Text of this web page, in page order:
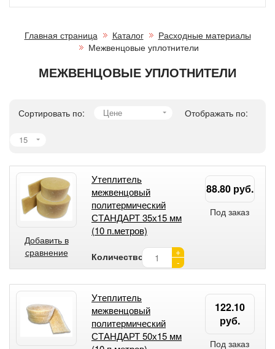
Главная страница Каталог
Расходные материалы
Межвенцовые уплотнители
МЕЖВЕНЦОВЫЕ УПЛОТНИТЕЛИ
Сортировать по: Цене Отображать по:
15
Добавить в
сравнение
Утеплитель
межвенцовый
политермический
СТАНДАРТ 35х15 мм
(10 п.метров)
Количество:
+
-
88.80 руб.
Под заказ
Утеплитель
межвенцовый
политермический
СТАНДАРТ 50х15 мм
122.10
руб.
Под заказ